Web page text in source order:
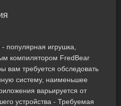
популярная игрушка,
компилятором FredBear
вам требуется обследовать
систему, наименьшее
варьируется от
устройства - Требуемая